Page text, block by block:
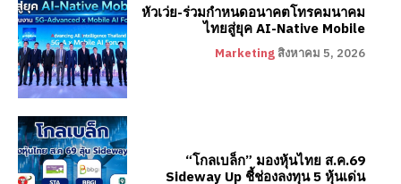
หัวเว่ย-ร่วมกำหนดอนาคตโทรคมนาคม
ไทยสู่ยุค AI-Native Mobile
Marketing สิงหาคม 5, 2026
“โกลเบล็ก” มองหุ้นไทย ส.ค.69
Sideway Up ชี้ช่องลงทุน 5 หุ้นเด่น